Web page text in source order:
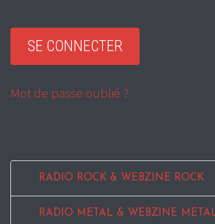
Mot de passe oublié ?
RADIO ROCK & WEBZINE ROCK
RADIO METAL & WEBZINE